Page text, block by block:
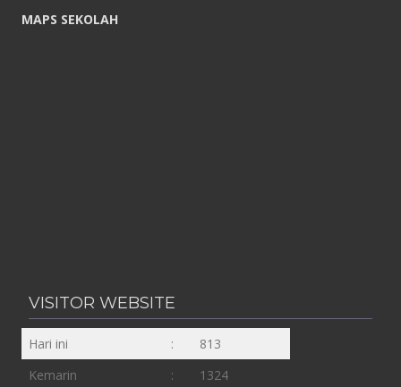
MAPS SEKOLAH
VISITOR WEBSITE
Hari ini :
813
Kemarin
: 1324